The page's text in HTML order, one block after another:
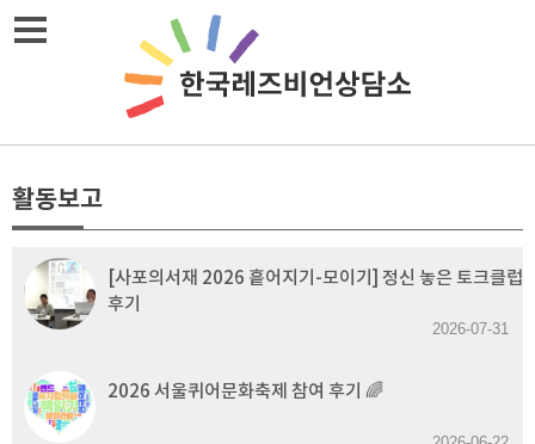
Skip
활동보고
[사포의서재 2026 흩어지기-모이기] 정신 놓은 토크클럽
후기
2026-07-31
2026 서울퀴어문화축제 참여 후기 🌈